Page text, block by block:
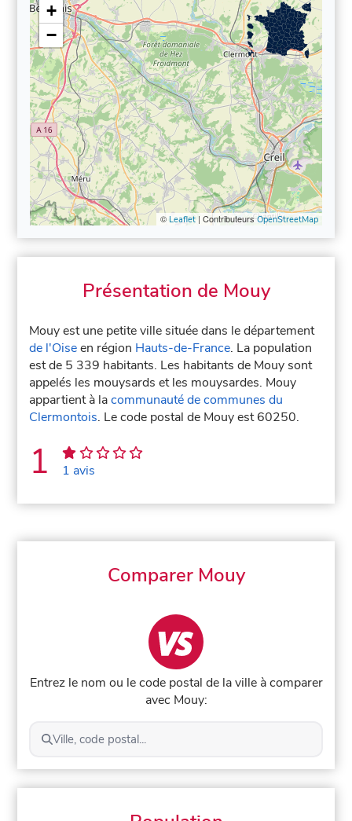
+
−
© Leaflet| ContributeursOpenStreetMap
Présentation de Mouy
Mouy est une petite ville située dans le département
de l'Oiseen région Hauts-de-France. La population
est de 5 339 habitants. Les habitants de Mouy sont
appelés les mouysards et les mouysardes. Mouy
appartient à lacommunauté de communes du
Clermontois. Le code postal de Mouy est 60250.
1 1 avis
Comparer Mouy
Entrez le nom ou le code postal de la ville à comparer
avec Mouy:
Ville, code postal...